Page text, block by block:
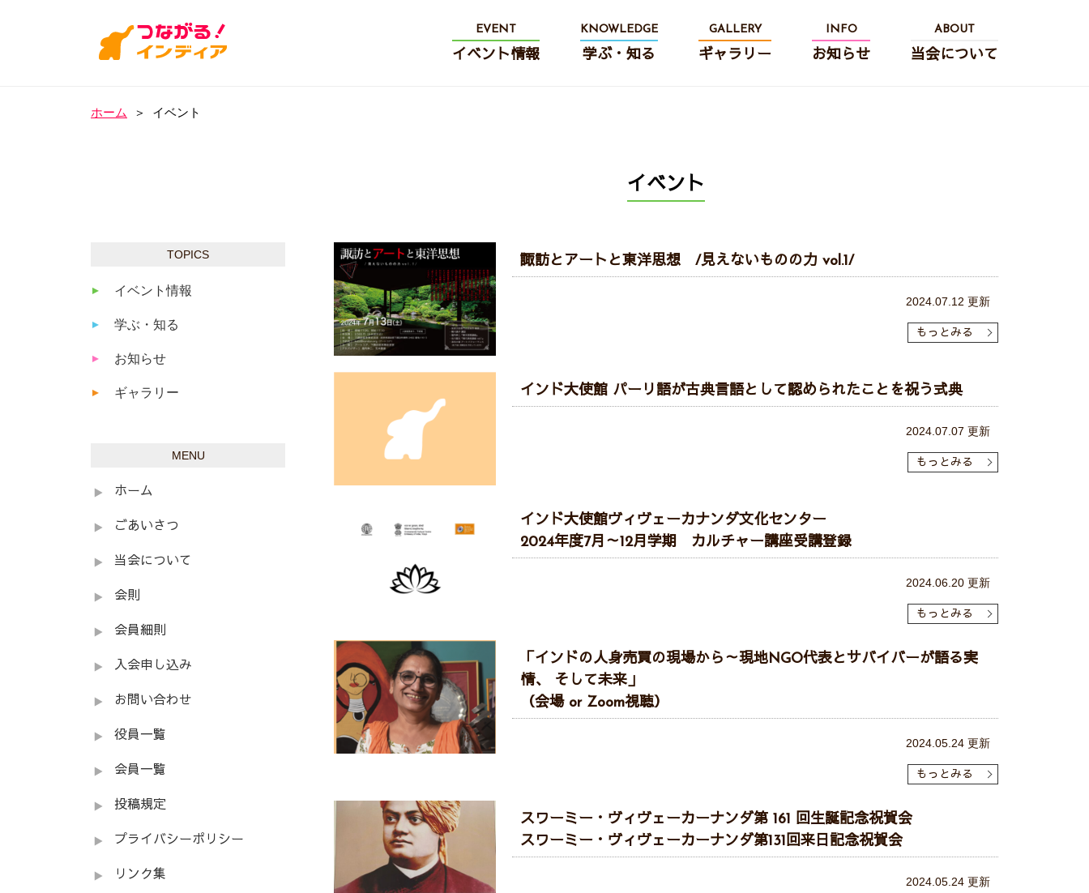
EVENT
イベント情報
KNOWLEDGE
学ぶ・知る
GALLERY
ギャラリー
INFO
お知らせ
ABOUT
当会について
ホーム ＞ イベント
TOPICS
イベント情報
学ぶ・知る
お知らせ
ギャラリー
MENU
ホーム
ごあいさつ
当会について
会則
会員細則
入会申し込み
お問い合わせ
役員一覧
会員一覧
投稿規定
プライバシーポリシー
リンク集
イベント
諏訪とアートと東洋思想 /見えないものの力 vol.1/
2024.07.12 更新
もっとみる
インド大使館 パーリ語が古典言語として認められたことを祝う式典
2024.07.07 更新
もっとみる
インド大使館ヴィヴェーカナンダ文化センター
2024年度7月～12月学期 カルチャー講座受講登録
2024.06.20 更新
もっとみる
「インドの人身売買の現場から～現地NGO代表とサバイバーが語る実
情、 そして未来」
（会場 or Zoom視聴）
2024.05.24 更新
もっとみる
スワーミー・ヴィヴェーカーナンダ第 161 回生誕記念祝賀会
スワーミー・ヴィヴェーカーナンダ第131回来日記念祝賀会
2024.05.24 更新